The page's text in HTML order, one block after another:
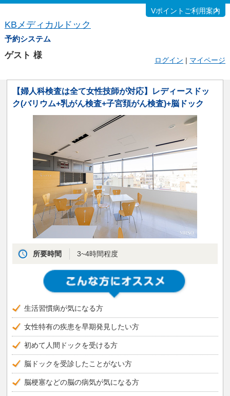
KBメディカルドック
予約システム
Vポイントご利用案内
ゲスト 様 ログイン | マイページ
【婦人科検査は全て女性技師が対応】レディースドッ
ク(バリウム+乳がん検査+子宮頚がん検査)+脳ドック
所要時間 3~4時間程度
生活習慣病が気になる方
女性特有の疾患を早期発見したい方
初めて人間ドックを受ける方
脳ドックを受診したことがない方
脳梗塞などの脳の病気が気になる方